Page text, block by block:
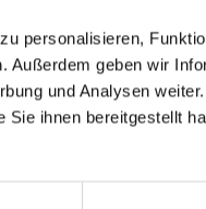
personalisieren,
geben wir
und Analysen
ihnen bereitgestellt